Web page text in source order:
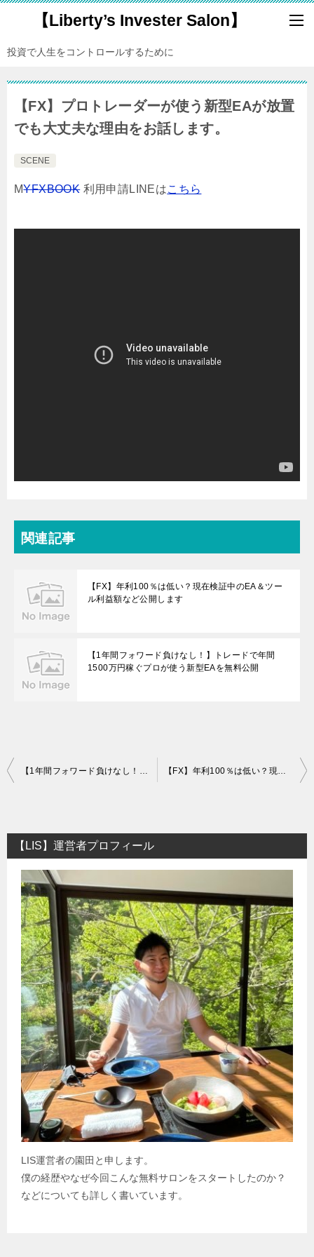
【Liberty’s Invester Salon】
投資で人生をコントロールするために
【FX】プロトレーダーが使う新型EAが放置
でも大丈夫な理由をお話します。
SCENE
MYFXBOOK利用申請LINEはこちら
関連記事
【FX】年利100％は低い？現在検証中のEA＆ツー
ル利益額など公開します
【1年間フォワード負けなし！】トレードで年間
1500万円稼ぐプロが使う新型EAを無料公開
投
ビ
ゲ
【1年間フォワード負けなし！】トレードで年間1500万円稼ぐプロが使う新型EAを無料公開 【FX】年利100％は低い？現在検証中のEA＆ツール利益額など公開します
【LIS】運営者プロフィール
LIS運営者の園田と申します。
僕の経歴やなぜ今回こんな無料サロンをスタートしたのか？
などについても詳しく書いています。